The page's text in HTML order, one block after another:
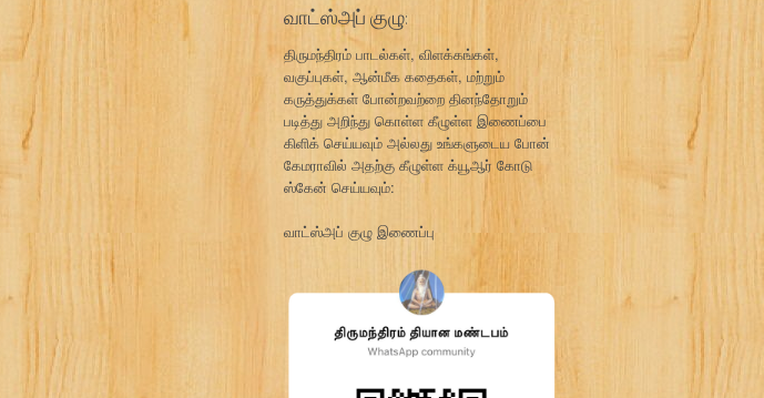
வாட்ஸ்அப் குழு:
திருமந்திரம் பாடல்கள், விளக்கங்கள்,
வகுப்புகள், ஆன்மீக கதைகள், மற்றும்
கருத்துக்கள் போன்றவற்றை தினந்தோறும்
படித்து அறிந்து கொள்ள கீழுள்ள இணைப்பை
கிளிக் செய்யவும் அல்லது உங்களுடைய போன்
கேமராவில் அதற்கு கீழுள்ள க்யூஆர் கோடு
ஸ்கேன் செய்யவும்:
வாட்ஸ்அப் குழு இணைப்பு